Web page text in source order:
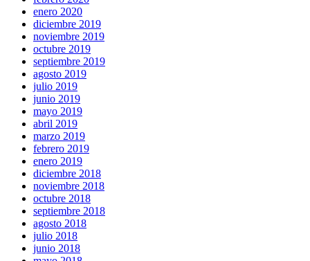
enero 2020
diciembre 2019
noviembre 2019
octubre 2019
septiembre 2019
agosto 2019
julio 2019
junio 2019
mayo 2019
abril 2019
marzo 2019
febrero 2019
enero 2019
diciembre 2018
noviembre 2018
octubre 2018
septiembre 2018
agosto 2018
julio 2018
junio 2018